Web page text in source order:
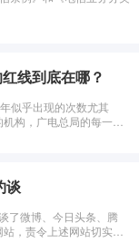
线到底在哪？
似乎出现的次数尤其
构，广电总局的每一步
广电密集下发的通知
谈
了微博、今日头条、腾
，责令上述网站切实履
效措施遏制渲染演艺明